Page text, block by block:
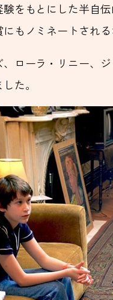
をもとにした半自
もノミネートされ
ローラ・リニー、
た。